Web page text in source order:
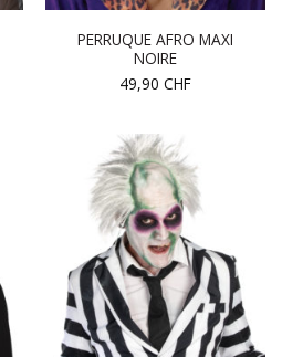
PERRUQUE AFRO MAXI
NOIRE
49,90 CHF